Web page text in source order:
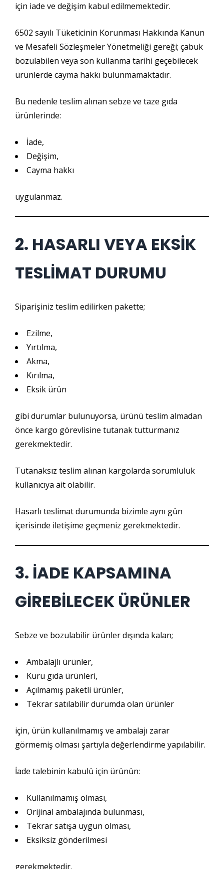
için iade ve değişim kabul edilmemektedir.
6502 sayılı Tüketicinin Korunması Hakkında Kanun
ve Mesafeli Sözleşmeler Yönetmeliği gereği; çabuk
bozulabilen veya son kullanma tarihi geçebilecek
ürünlerde cayma hakkı bulunmamaktadır.
Bu nedenle teslim alınan sebze ve taze gıda
ürünlerinde:
İade,
Değişim,
Cayma hakkı
uygulanmaz.
2. HASARLI VEYA EKSİK
TESLİMAT DURUMU
Siparişiniz teslim edilirken pakette;
Ezilme,
Yırtılma,
Akma,
Kırılma,
Eksik ürün
gibi durumlar bulunuyorsa, ürünü teslim almadan
önce kargo görevlisine tutanak tutturmanız
gerekmektedir.
Tutanaksız teslim alınan kargolarda sorumluluk
kullanıcıya ait olabilir.
Hasarlı teslimat durumunda bizimle aynı gün
içerisinde iletişime geçmeniz gerekmektedir.
3. İADE KAPSAMINA
GİREBİLECEK ÜRÜNLER
Sebze ve bozulabilir ürünler dışında kalan;
Ambalajlı ürünler,
Kuru gıda ürünleri,
Açılmamış paketli ürünler,
Tekrar satılabilir durumda olan ürünler
için, ürün kullanılmamış ve ambalajı zarar
görmemiş olması şartıyla değerlendirme yapılabilir.
İade talebinin kabulü için ürünün:
Kullanılmamış olması,
Orijinal ambalajında bulunması,
Tekrar satışa uygun olması,
Eksiksiz gönderilmesi
gerekmektedir.